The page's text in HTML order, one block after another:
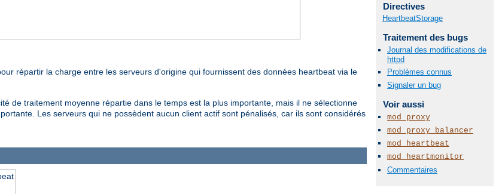
répartir la charge entre les serveurs d'origine qui fournissent des données heartbeat via le
de traitement moyenne répartie dans le temps est la plus importante, mais il ne sélectionne
Les serveurs qui ne possèdent aucun client actif sont pénalisés, car ils sont considérés
Directives
HeartbeatStorage
Traitement des bugs
Journal des modifications de
httpd
Problèmes connus
Signaler un bug
Voir aussi
mod_proxy
mod_proxy_balancer
mod_heartbeat
mod_heartmonitor
Commentaires